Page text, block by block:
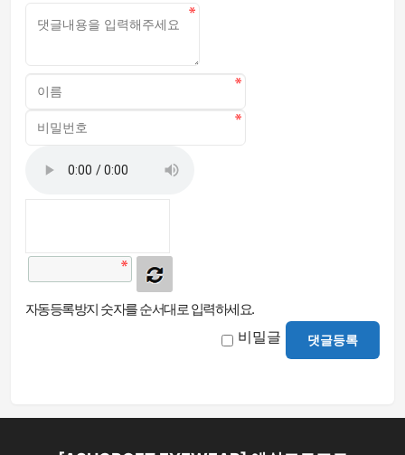
자동등록방지 숫자를 순서대로 입력하세요.
비밀글 댓글등록